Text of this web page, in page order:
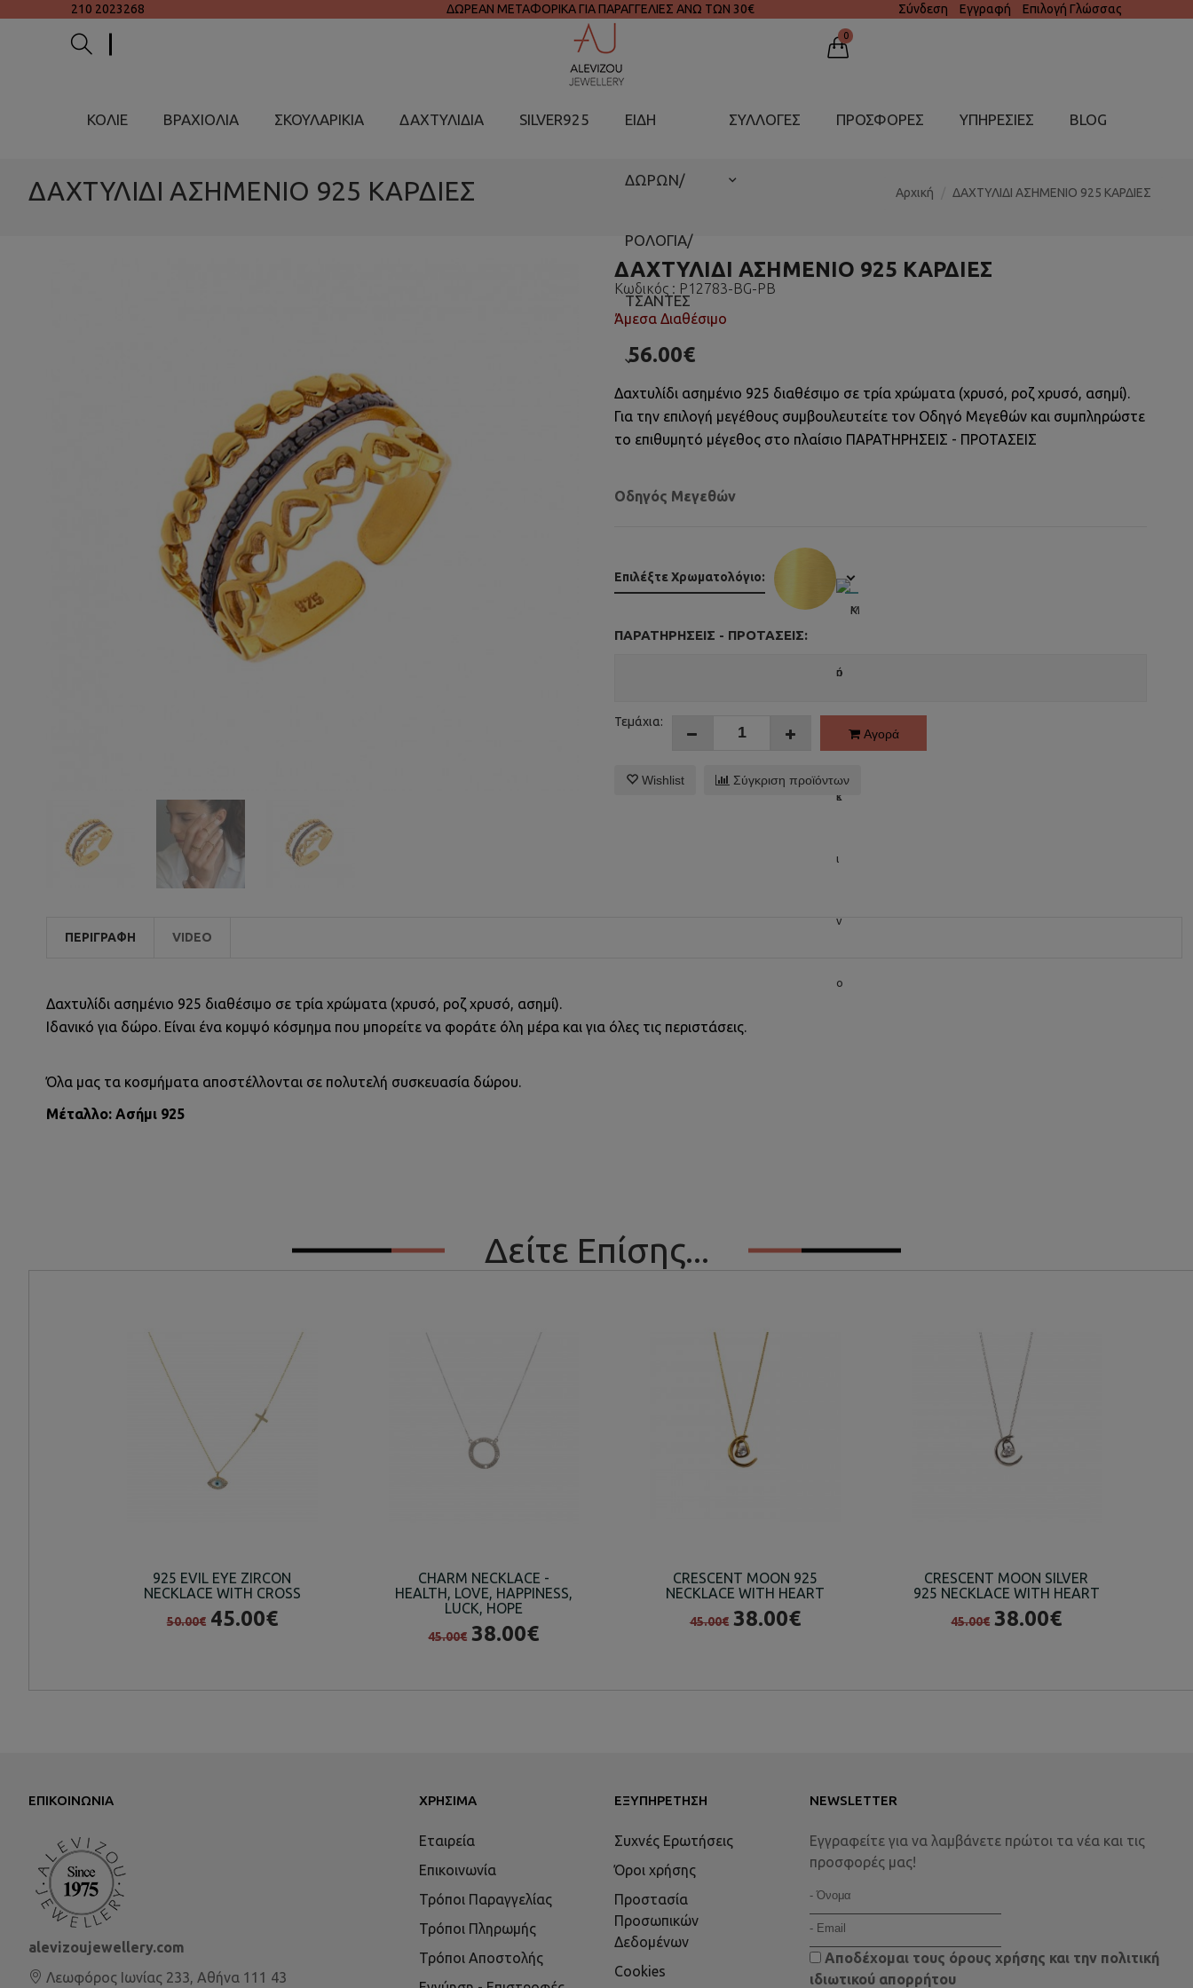
210 2023268 ΔΩΡΕΑΝ ΜΕΤΑΦΟΡΙΚΑ ΓΙΑ ΠΑΡΑΓΓΕΛΙΕΣ ΑΝΩ ΤΩΝ 30€ Σύνδεση Εγγραφή Επιλογή Γλώσσας
0
ΚΟΛΙΕ ΒΡΑΧΙΟΛΙΑ ΣΚΟΥΛΑΡΙΚΙΑ ΔΑΧΤΥΛΙΔΙΑ SILVER925 ΕΙΔΗ
ΔΩΡΩΝ/
ΡΟΛΟΓΙΑ/
ΤΣΑΝΤΕΣ
ΣΥΛΛΟΓΕΣ ΠΡΟΣΦΟΡΕΣ ΥΠΗΡΕΣΊΕΣ BLOG
ΔΑΧΤΥΛΙΔΙ ΑΣΗΜΕΝΙΟ 925 ΚΑΡΔΙΕΣ Αρχική ΔΑΧΤΥΛΙΔΙ ΑΣΗΜΕΝΙΟ 925 ΚΑΡΔΙΕΣ
ΔΑΧΤΥΛΙΔΙ ΑΣΗΜΕΝΙΟ 925 ΚΑΡΔΙΕΣ
Κωδικός : P12783-BG-PB
Άμεσα Διαθέσιμο
56.00€
Δαχτυλίδι ασημένιο 925 διαθέσιμο σε τρία χρώματα (χρυσό, ροζ χρυσό, ασημί).
Για την επιλογή μεγέθους συμβουλευτείτε τον Οδηγό Μεγεθών και συμπληρώστε
το επιθυμητό μέγεθος στο πλαίσιο ΠΑΡΑΤΗΡΗΣΕΙΣ - ΠΡΟΤΑΣΕΙΣ
Οδηγός Μεγεθών
Επιλέξτε Χρωματολόγιο:
ΠΑΡΑΤΗΡΉΣΕΙΣ - ΠΡΟΤΆΣΕΙΣ:
Τεμάχια:
Αγορά
Wishlist Σύγκριση προϊόντων
ΠΕΡΙΓΡΑΦΉ VIDEO
Δαχτυλίδι ασημένιο 925 διαθέσιμο σε τρία χρώματα (χρυσό, ροζ χρυσό, ασημί).
Ιδανικό για δώρο. Είναι ένα κομψό κόσμημα που μπορείτε να φοράτε όλη μέρα και για όλες τις περιστάσεις.
Όλα μας τα κοσμήματα αποστέλλονται σε πολυτελή συσκευασία δώρου.
Μέταλλο: Ασήμι 925
Δείτε Επίσης...
925 EVIL EYE ZIRCON
NECKLACE WITH CROSS
50.00€ 45.00€
CHARM NECKLACE -
HEALTH, LOVE, HAPPINESS,
LUCK, HOPE
45.00€ 38.00€
CRESCENT MOON 925
NECKLACE WITH HEART
45.00€ 38.00€
CRESCENT MOON SILVER
925 NECKLACE WITH HEART
45.00€ 38.00€
ΕΠΙΚΟΙΝΩΝΊΑ
alevizoujewellery.com
Λεωφόρος Ιωνίας 233, Αθήνα 111 43
ΧΡΉΣΙΜΑ
Εταιρεία
Επικοινωνία
Τρόποι Παραγγελίας
Τρόποι Πληρωμής
Τρόποι Αποστολής
ΕΞΥΠΗΡΈΤΗΣΗ
Συχνές Ερωτήσεις
Όροι χρήσης
Προστασία
Προσωπικών
Δεδομένων
Cookies
NEWSLETTER
Εγγραφείτε για να λαμβάνετε πρώτοι τα νέα και τις
προσφορές μας!
Αποδέχομαι τους όρους χρήσης και την πολιτική
ιδιωτικού απορρήτου